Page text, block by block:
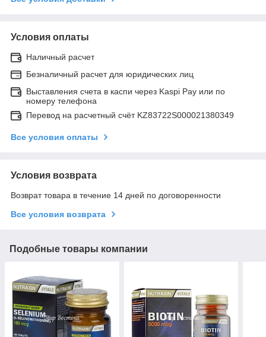
Условия оплаты
Наличный расчет
Безналичный расчет для юридических лиц
Выставления счета в каспи через Kaspi Pay или по
номеру телефона
Перевод на расчетный счёт KZ83722S000021380349
Все условия оплаты
Условия возврата
Возврат товара в течение 14 дней по договоренности
Все условия возврата
Подобные товары компании